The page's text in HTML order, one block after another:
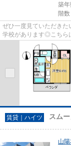
築年
階
ぜひ一度見ていただき
学校があります◎こちら
ンニングをする上で抑え
賃貸｜ハイツ スム
山